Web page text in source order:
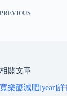
PREVIOUS
相關文章
寬樂醣減肥[year]